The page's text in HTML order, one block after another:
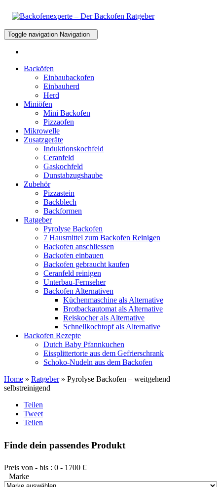
Toggle navigation Navigation
Backöfen
Einbaubackofen
Einbauherd
Herd
Miniöfen
Mini Backofen
Pizzaofen
Mikrowelle
Zusatzgeräte
Induktionskochfeld
Ceranfeld
Gaskochfeld
Dunstabzugshaube
Zubehör
Pizzastein
Backblech
Backformen
Ratgeber
Pyrolyse Backofen
7 Hausmittel zum Backofen Reinigen
Backofen anschliessen
Backofen einbauen
Backofen gebraucht kaufen
Ceranfeld reinigen
Unterbau-Fernseher
Backofen Alternativen
Küchenmaschine als Alternative
Brotbackautomat als Alternative
Reiskocher als Alternative
Schnellkochtopf als Alternative
Backofen Rezepte
Dutch Baby Pfannkuchen
Eissplittertorte aus dem Gefrierschrank
Schoko-Nudeln aus dem Backofen
Home » Ratgeber» Pyrolyse Backofen – weitgehend
selbstreinigend
Teilen
Tweet
Teilen
Finde dein passendes Produkt
Preis von - bis : 0 - 1700 €
Marke